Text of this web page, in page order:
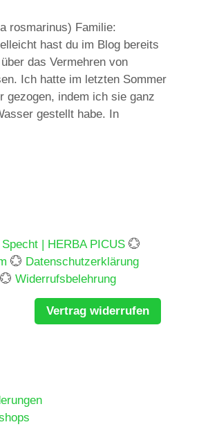
rosmarinus) Familie:
hast du im Blog bereits
das Vermehren von
Ich hatte im letzten Sommer
gezogen, indem ich sie ganz
gestellt habe. In
| HERBA PICUS 💮
💮 Datenschutzerklärung
Widerrufsbelehrung
Vertrag widerrufen